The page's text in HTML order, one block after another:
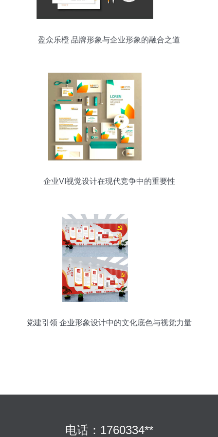
盈众乐橙 品牌形象与企业形象的融合之道
企业VI视觉设计在现代竞争中的重要性
党建引领 企业形象设计中的文化底色与视觉力量
电话：1760334**